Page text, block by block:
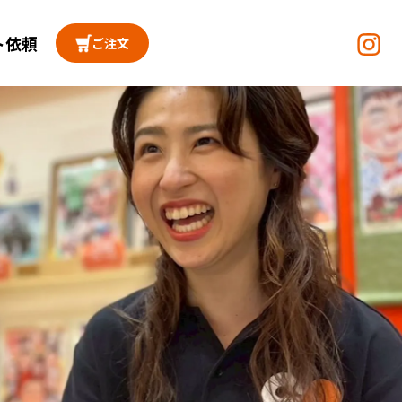
依頼 ご注文